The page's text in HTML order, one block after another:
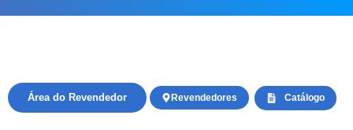
Catálogo
Revendedores
Área do Revendedor